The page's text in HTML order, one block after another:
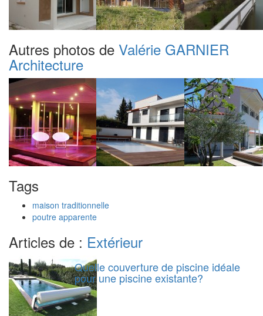
Autres photos de Valérie GARNIER
Architecture
Tags
maison traditionnelle
poutre apparente
Articles de : Extérieur
Quelle couverture de piscine idéale
pour une piscine existante?